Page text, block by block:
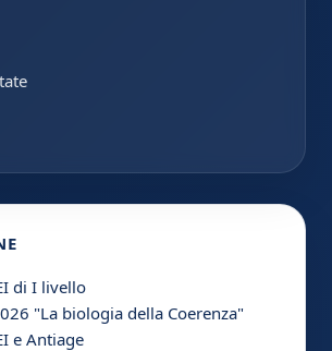
di I livello
"La biologia della Coerenza"
e Antiage